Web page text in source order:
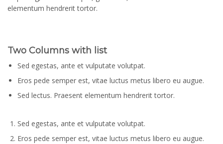
elementum hendrerit tortor.
Two Columns with list
Sed egestas, ante et vulputate volutpat.
Eros pede semper est, vitae luctus metus libero eu augue.
Sed lectus. Praesent elementum hendrerit tortor.
Sed egestas, ante et vulputate volutpat.
Eros pede semper est, vitae luctus metus libero eu augue.